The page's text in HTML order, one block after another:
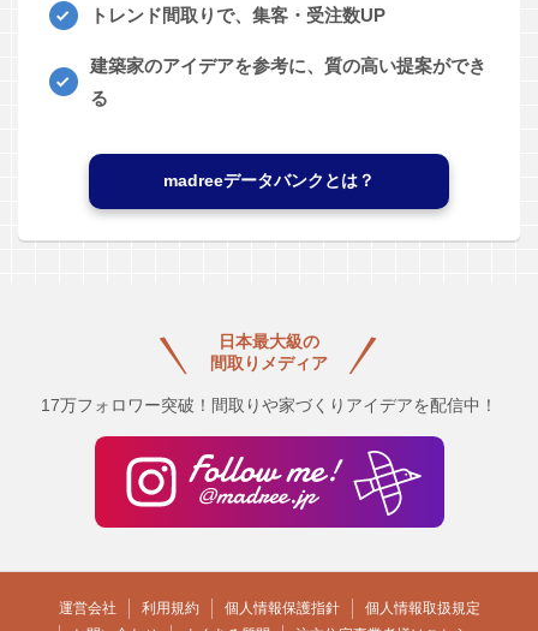
トレンド間取りで、集客・受注数UP
建築家のアイデアを参考に、質の高い提案ができ
る
madreeデータバンクとは？
日本最大級の
間取りメディア
17万フォロワー突破！間取りや家づくりアイデアを配信中！
運営会社 利用規約 個人情報保護指針
個人情報取扱規定